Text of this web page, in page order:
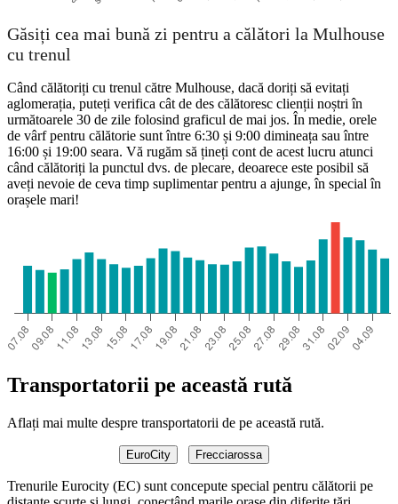
Găsiți cea mai bună zi pentru a călători la Mulhouse
cu trenul
Când călătoriți cu trenul către Mulhouse, dacă doriți să evitați
aglomerația, puteți verifica cât de des călătoresc clienții noștri în
următoarele 30 de zile folosind graficul de mai jos. În medie, orele
de vârf pentru călătorie sunt între 6:30 și 9:00 dimineața sau între
16:00 și 19:00 seara. Vă rugăm să țineți cont de acest lucru atunci
când călătoriți la punctul dvs. de plecare, deoarece este posibil să
aveți nevoie de ceva timp suplimentar pentru a ajunge, în special în
orașele mari!
Transportatorii pe această rută
Aflați mai multe despre transportatorii de pe această rută.
EuroCity Frecciarossa
Trenurile Eurocity (EC) sunt concepute special pentru călătorii pe